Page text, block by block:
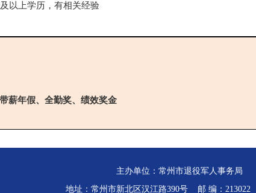
以上学历，有相关经验
薪年假、全勤奖、绩效奖金
主办单位：常州市退役军人事务局
地址：常州市新北区汉江路390号 邮 编：213022